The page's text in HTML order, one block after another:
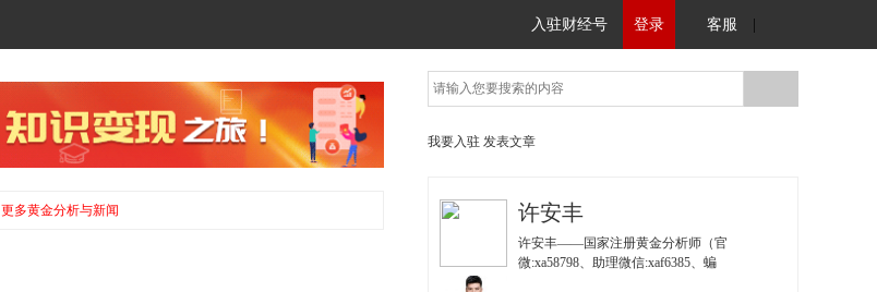
入驻财经号 登录 客服
更多黄金分析与新闻
我要入驻 发表文章
许安丰
许安丰——国家注册黄金分析师（官
微:xa58798、助理微信:xaf6385、蝙